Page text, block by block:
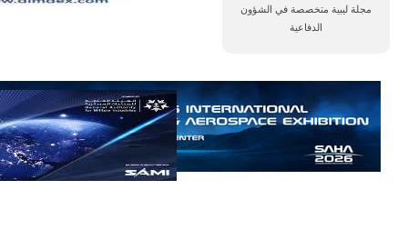
مجلة ليبية متخصصة في الشؤون
الدفاعية
مع تصاعد حدة
الحرب الجوية
الروسية في
مالي رُصدت
طائرة أوريون
بدون طيار فوق